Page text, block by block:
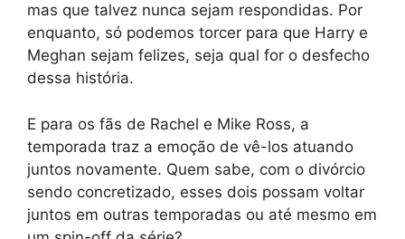
mas que talvez nunca sejam respondidas. Por
enquanto, só podemos torcer para que Harry e
Meghan sejam felizes, seja qual for o desfecho
dessa história.
E para os fãs de Rachel e Mike Ross, a
temporada traz a emoção de vê-los atuando
juntos novamente. Quem sabe, com o divórcio
sendo concretizado, esses dois possam voltar
juntos em outras temporadas ou até mesmo em